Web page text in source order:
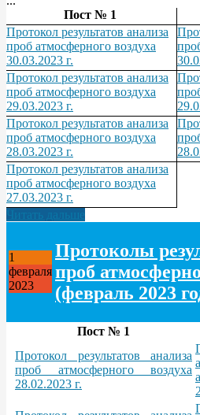
Пост № 1
Протокол результатов анализа
проб атмосферного воздуха
30.03.2023 г.
Протокол результатов анализа
проб атмосферного воздуха
29.03.2023 г.
Протокол результатов анализа
проб атмосферного воздуха
28.03.2023 г.
Протокол результатов анализа
проб атмосферного воздуха
27.03.2023 г.
Читать дальше
1
февраля
2023
Протоколы
проб
(февраль 2023
Пост № 1
Протокол результатов анализа
проб атмосферного воздуха
28.02.2023 г.